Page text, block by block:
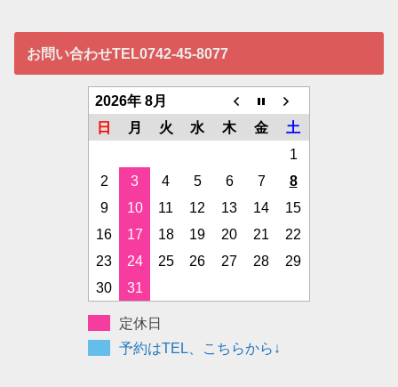
お問い合わせTEL0742-45-8077
2026年 8月
日
月 火 水 木 金
土
1
2
3 4 5 6 7
8
9
10 11 12 13 14
15
16
17 18 19 20 21
22
23
24 25 26 27 28
29
30
31
定休日
予約はTEL、こちらから↓